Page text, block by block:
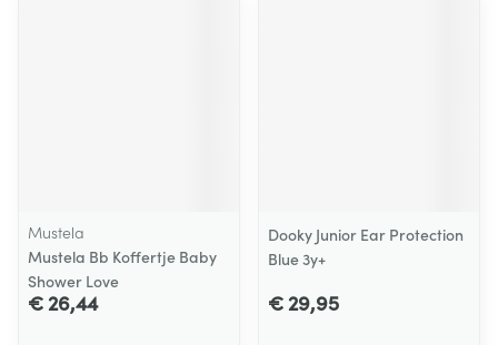
Mustela
Mustela Bb Koffertje Baby
Shower Love
€ 26,44
Dooky Junior Ear Protection
Blue 3y+
€ 29,95